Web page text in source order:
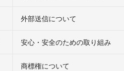
外部送信について
安心・安全のための取り組み
商標権について